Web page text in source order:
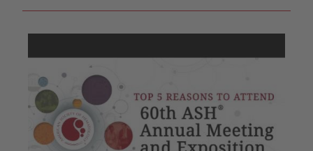
EXPERTS
CONGRÈS EN RÉSUMÉ